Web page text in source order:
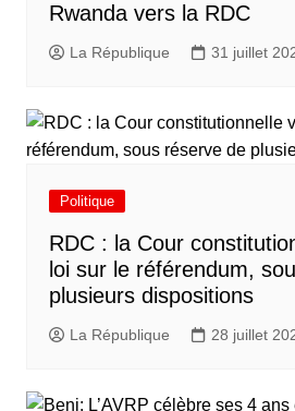
Rwanda vers la RDC
La République 31 juillet
Politique
RDC : la Cour
loi sur le référendum,
plusieurs dispositions
La République 28 juillet